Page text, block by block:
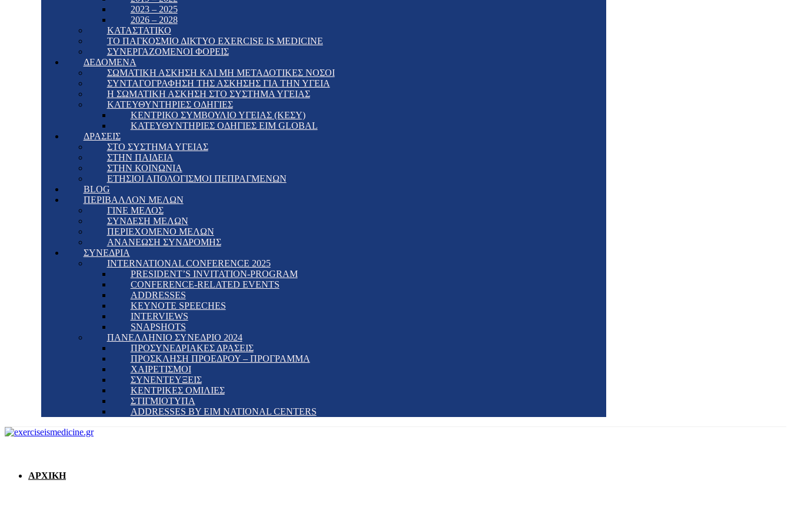
2023 – 2025
2026 – 2028
ΚΑΤΑΣΤΑΤΙΚΟ
ΤΟ ΠΑΓΚΟΣΜΙΟ ΔΙΚΤΥΟ EXERCISE IS MEDICINE
ΣΥΝΕΡΓΑΖΟΜΕΝΟΙ ΦΟΡΕΙΣ
ΔΕΔΟΜΕΝΑ
ΣΩΜΑΤΙΚΗ ΑΣΚΗΣΗ ΚΑΙ ΜΗ ΜΕΤΑΔΟΤΙΚΕΣ ΝΟΣΟΙ
ΣΥΝΤΑΓΟΓΡΑΦΗΣΗ ΤΗΣ ΑΣΚΗΣΗΣ ΓΙΑ ΤΗΝ ΥΓΕΙΑ
Η ΣΩΜΑΤΙΚΗ ΑΣΚΗΣΗ ΣΤΟ ΣΥΣΤΗΜΑ ΥΓΕΙΑΣ
ΚΑΤΕΥΘΥΝΤΗΡΙΕΣ ΟΔΗΓΙΕΣ
ΚΕΝΤΡΙΚΟ ΣΥΜΒΟΥΛΙΟ ΥΓΕΙΑΣ (ΚΕΣΥ)
ΚΑΤΕΥΘΥΝΤΗΡΙΕΣ ΟΔΗΓΙΕΣ EIM GLOBAL
ΔΡΑΣΕΙΣ
ΣΤΟ ΣΥΣΤΗΜΑ ΥΓΕΙΑΣ
ΣΤΗΝ ΠΑΙΔΕΙΑ
ΣΤΗΝ ΚΟΙΝΩΝΙΑ
ΕΤΗΣΙΟΙ ΑΠΟΛΟΓΙΣΜΟΙ ΠΕΠΡΑΓΜΕΝΩΝ
BLOG
ΠΕΡΙΒΑΛΛΟΝ ΜΕΛΩΝ
ΓΙΝΕ ΜΕΛΟΣ
ΣΥΝΔΕΣΗ ΜΕΛΩΝ
ΠΕΡΙΕΧΟΜΕΝΟ ΜΕΛΩΝ
ΑΝΑΝΕΩΣΗ ΣΥΝΔΡΟΜΗΣ
ΣΥΝΕΔΡΙΑ
INTERNATIONAL CONFERENCE 2025
PRESIDENT’S INVITATION-PROGRAM
CONFERENCE-RELATED EVENTS
ADDRESSES
KEYNOTE SPEECHES
INTERVIEWS
SNAPSHOTS
ΠΑΝΕΛΛΗΝΙΟ ΣΥΝΕΔΡΙΟ 2024
ΠΡΟΣΥΝΕΔΡΙΑΚΕΣ ΔΡΑΣΕΙΣ
ΠΡΟΣΚΛΗΣΗ ΠΡΟΕΔΡΟΥ – ΠΡΟΓΡΑΜΜΑ
ΧΑΙΡΕΤΙΣΜΟΙ
ΣΥΝΕΝΤΕΥΞΕΙΣ
ΚΕΝΤΡΙΚΕΣ ΟΜΙΛΙΕΣ
ΣΤΙΓΜΙΟΤΥΠΑ
ADDRESSES BY EIM NATIONAL CENTERS
ΑΡΧΙΚΗ